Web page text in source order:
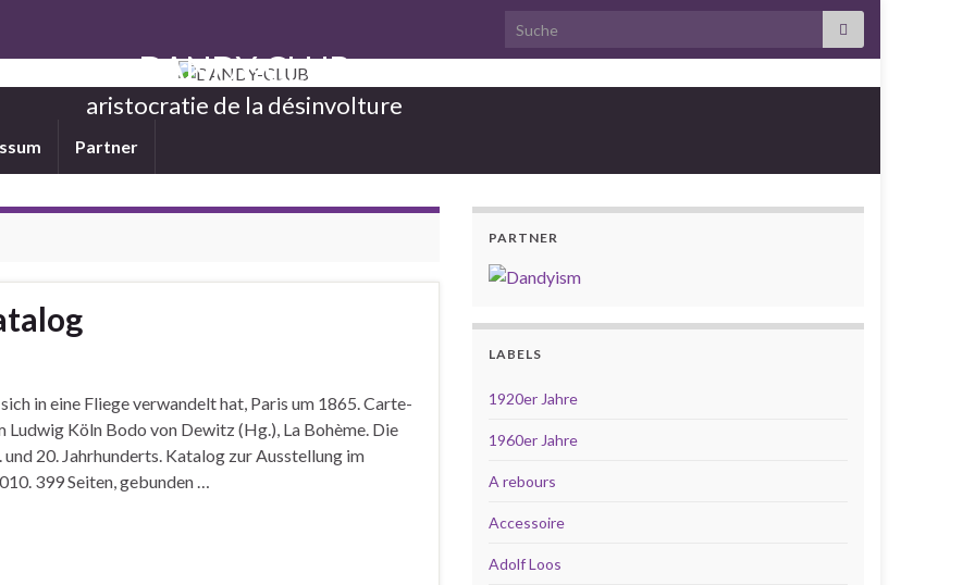
Search for:
DANDY-CLUB
aristocratie de la désinvolture
Partner
in eine Fliege verwandelt hat, Paris um 1865. Carte-
Köln Bodo von Dewitz (Hg.), La Bohème. Die
20. Jahrhunderts. Katalog zur Ausstellung im
399 Seiten, gebunden …
PARTNER
LABELS
1920er Jahre
1960er Jahre
A rebours
Accessoire
Adolf Loos